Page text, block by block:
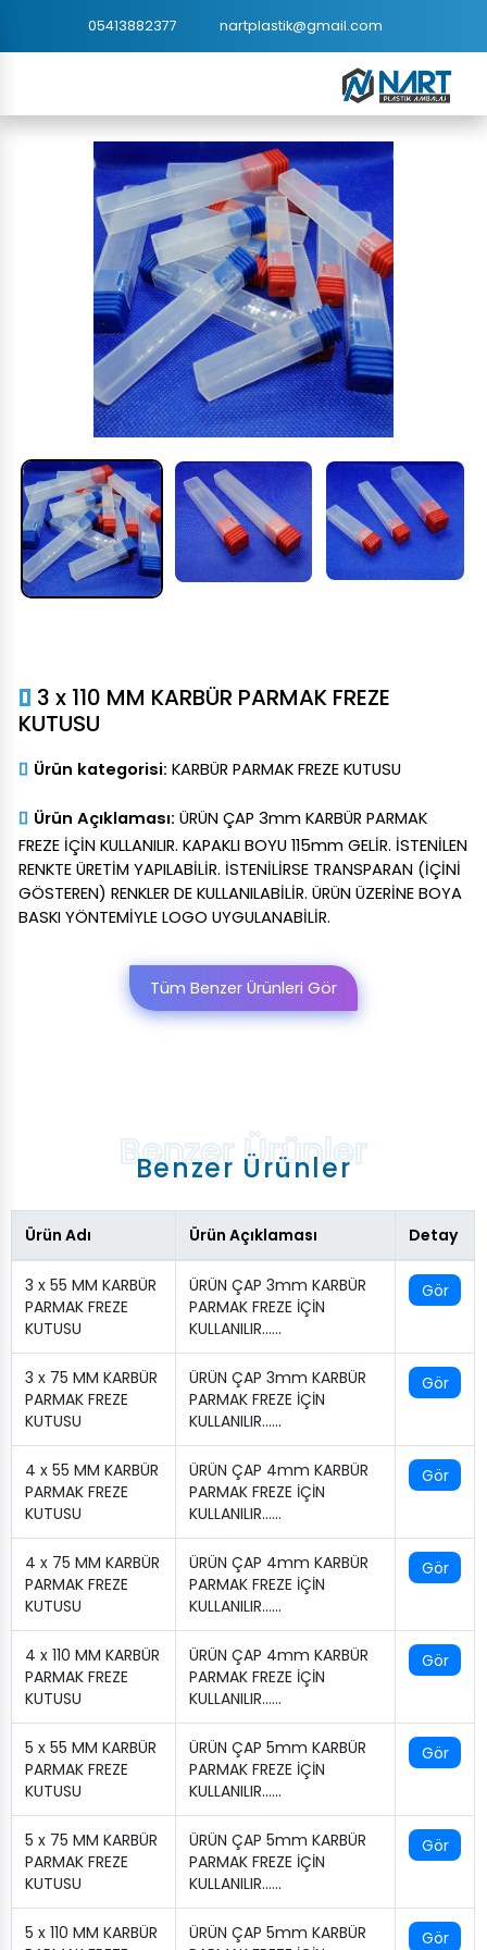
05413882377 nartplastik@gmail.com
3 x 110 MM KARBÜR PARMAK FREZE
KUTUSU
Ürün kategorisi: KARBÜR PARMAK FREZE KUTUSU
Ürün Açıklaması: ÜRÜN ÇAP 3mm KARBÜR PARMAK
FREZE İÇİN KULLANILIR. KAPAKLI BOYU 115mm GELİR. İSTENİLEN
RENKTE ÜRETİM YAPILABİLİR. İSTENİLİRSE TRANSPARAN (İÇİNİ
GÖSTEREN) RENKLER DE KULLANILABİLİR. ÜRÜN ÜZERİNE BOYA
BASKI YÖNTEMİYLE LOGO UYGULANABİLİR.
Tüm Benzer Ürünleri Gör
Benzer Ürünler
Ürün Adı Ürün Açıklaması Detay
3 x 55 MM KARBÜR
PARMAK FREZE
KUTUSU
ÜRÜN ÇAP 3mm KARBÜR
PARMAK FREZE İÇİN
KULLANILIR.…..
Gör
3 x 75 MM KARBÜR
PARMAK FREZE
KUTUSU
ÜRÜN ÇAP 3mm KARBÜR
PARMAK FREZE İÇİN
KULLANILIR.…..
Gör
4 x 55 MM KARBÜR
PARMAK FREZE
KUTUSU
ÜRÜN ÇAP 4mm KARBÜR
PARMAK FREZE İÇİN
KULLANILIR.…..
Gör
4 x 75 MM KARBÜR
PARMAK FREZE
KUTUSU
ÜRÜN ÇAP 4mm KARBÜR
PARMAK FREZE İÇİN
KULLANILIR.…..
Gör
4 x 110 MM KARBÜR
PARMAK FREZE
KUTUSU
ÜRÜN ÇAP 4mm KARBÜR
PARMAK FREZE İÇİN
KULLANILIR.…..
Gör
5 x 55 MM KARBÜR
PARMAK FREZE
KUTUSU
ÜRÜN ÇAP 5mm KARBÜR
PARMAK FREZE İÇİN
KULLANILIR.…..
Gör
5 x 75 MM KARBÜR
PARMAK FREZE
KUTUSU
ÜRÜN ÇAP 5mm KARBÜR
PARMAK FREZE İÇİN
KULLANILIR.…..
Gör
5 x 110 MM KARBÜR
ÜRÜN ÇAP 5mm KARBÜR
Gör